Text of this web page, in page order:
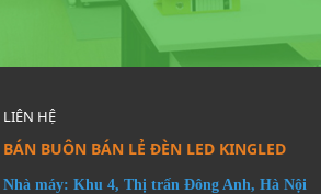
LIÊN HỆ
BÁN BUÔN BÁN LẺ ĐÈN LED KINGLED
Nhà máy: Khu 4, Thị trấn Đông Anh, Hà Nội